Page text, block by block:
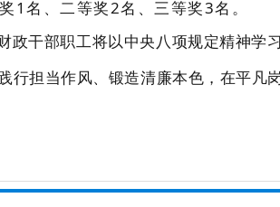
1名、二等奖2名、三等奖3名。
政干部职工将以中央八项规定精神学
行担当作风、锻造清廉本色，在平凡